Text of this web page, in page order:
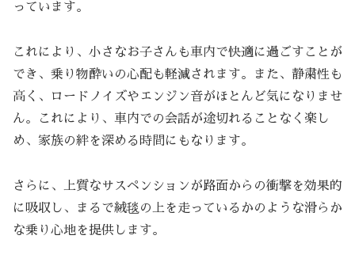
っています。
これにより、小さなお子さんも車内で快適に過ごすことが
でき、乗り物酔いの心配も軽減されます。また、静粛性も
高く、ロードノイズやエンジン音がほとんど気になりませ
ん。これにより、車内での会話が途切れることなく楽し
め、家族の絆を深める時間にもなります。
さらに、上質なサスペンションが路面からの衝撃を効果的
に吸収し、まるで絨毯の上を走っているかのような滑らか
な乗り心地を提供します。